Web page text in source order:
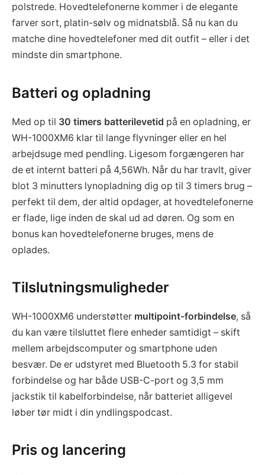
polstrede. Hovedtelefonerne kommer i de elegante
farver sort, platin-sølv og midnatsblå. Så nu kan du
matche dine hovedtelefoner med dit outfit – eller i det
mindste din smartphone.
Batteri og opladning
Med op til 30 timers batterilevetid på en opladning, er
WH-1000XM6 klar til lange flyvninger eller en hel
arbejdsuge med pendling. Ligesom forgængeren har
de et internt batteri på 4,56Wh. Når du har travlt, giver
blot 3 minutters lynopladning dig op til 3 timers brug –
perfekt til dem, der altid opdager, at hovedtelefonerne
er flade, lige inden de skal ud ad døren. Og som en
bonus kan hovedtelefonerne bruges, mens de
oplades.
Tilslutningsmuligheder
WH-1000XM6 understøtter multipoint-forbindelse, så
du kan være tilsluttet flere enheder samtidigt – skift
mellem arbejdscomputer og smartphone uden
besvær. De er udstyret med Bluetooth 5.3 for stabil
forbindelse og har både USB-C-port og 3,5 mm
jackstik til kabelforbindelse, når batteriet alligevel
løber tør midt i din yndlingspodcast.
Pris og lancering